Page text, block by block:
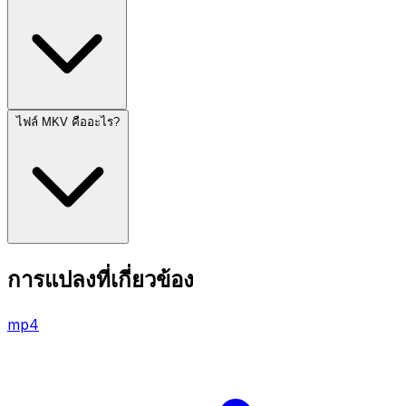
ไฟล์ MKV คืออะไร?
การแปลงที่เกี่ยวข้อง
mp4